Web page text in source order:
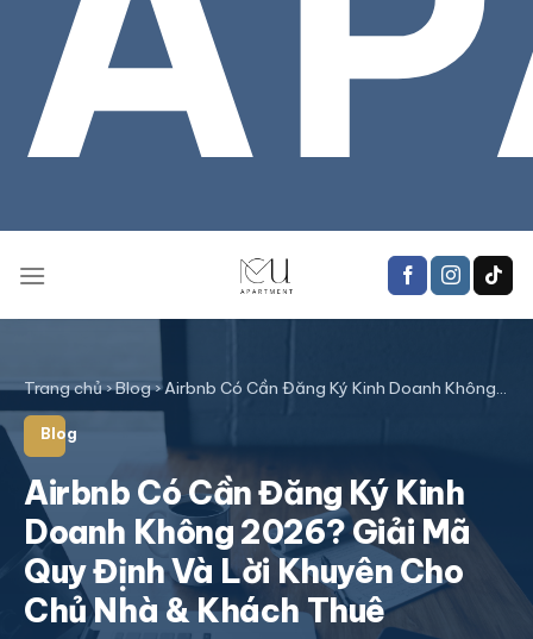
Trang chủ›Blog›Airbnb Có Cần Đăng Ký Kinh Doanh Không…
Blog
Airbnb Có Cần Đăng Ký Kinh
Doanh Không 2026? Giải Mã
Quy Định Và Lời Khuyên Cho
Chủ Nhà & Khách Thuê